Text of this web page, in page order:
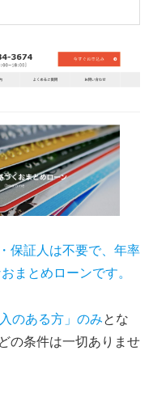
保証人は不要で、年率
まとめローンです。
のある方」のみとな
の条件は一切ありませ